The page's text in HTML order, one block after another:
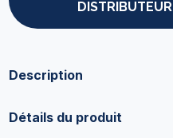
DISTRIBUTEUR
Description
Détails du produit